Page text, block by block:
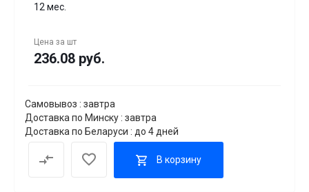
12 мес.
Цена за шт
236.08 руб.
Самовывоз : завтра
Доставка по Минску : завтра
Доставка по Беларуси : до 4 дней
В корзину